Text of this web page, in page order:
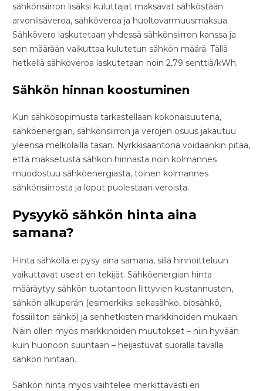
sähkönsiirron lisäksi kuluttajat maksavat sähköstään
arvonlisäveroa, sähköveroa ja huoltovarmuusmaksua.
Sähkövero laskutetaan yhdessä sähkönsiirron kanssa ja
sen määrään vaikuttaa kulutetun sähkön määrä. Tällä
hetkellä sähköveroa laskutetaan noin 2,79 senttiä/kWh.
Sähkön hinnan koostuminen
Kun sähkösopimusta tarkastellaan kokonaisuutena,
sähköenergian, sähkönsiirron ja verojen osuus jakautuu
yleensä melkolailla tasan. Nyrkkisääntönä voidaankin pitää,
että maksetusta sähkön hinnasta noin kolmannes
muodostuu sähköenergiasta, toinen kolmannes
sähkönsiirrosta ja loput puolestaan veroista.
Pysyykö sähkön hinta aina
samana?
Hinta sähköllä ei pysy aina samana, sillä hinnoitteluun
vaikuttavat useat eri tekijät. Sähköenergian hinta
määräytyy sähkön tuotantoon liittyvien kustannusten,
sähkön alkuperän (esimerkiksi sekasähkö, biosähkö,
fossiiliton sähkö) ja senhetkisten markkinoiden mukaan.
Näin ollen myös markkinoiden muutokset – niin hyvään
kuin huonoon suuntaan – heijastuvat suoralla tavalla
sähkön hintaan.
Sähkön hinta myös vaihtelee merkittävästi eri